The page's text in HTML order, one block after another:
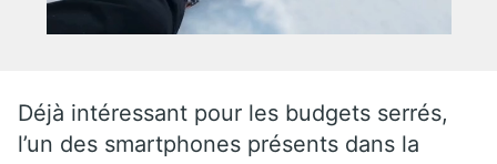
Déjà intéressant pour les budgets serrés,
l’un des smartphones présents dans la